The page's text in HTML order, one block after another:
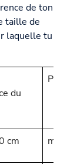
de ton
taille de
laquelle tu
du
Pour
cm moins